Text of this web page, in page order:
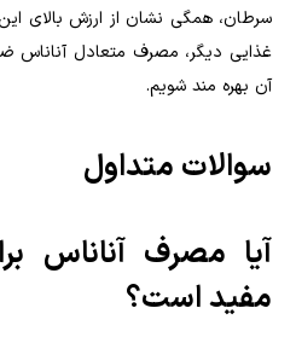
سرطان، همگی نشان از ارزش بالای این
غذایی دیگر، مصرف متعادل آناناس
آن بهره مند شویم.
سوالات متداول
آیا مصرف آناناس
مفید است؟